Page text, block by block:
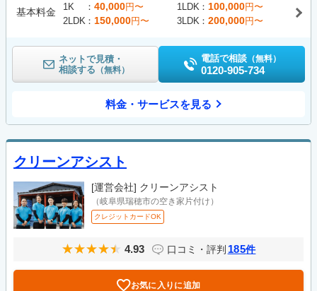
基本料金 1K 40,000円〜 1LDK 100,000円〜
2LDK
150,000円〜 3LDK 200,000円〜
ネットで見積・
相談する （無料）
電話で相談 （無料）
0120-905-734
料金・サービスを見る
クリーンアシスト
[運営会社] クリーンアシスト
（岐阜県瑞穂市の空き家片付け）
クレジットカードOK
4.93 口コミ・評判 185件
お気に入りに追加